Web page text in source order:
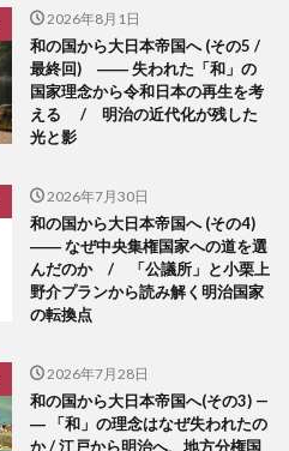
2026年8月1日
和の国から大日本帝国へ (その5 /
最終回) ―― 失われた「和」の
国家理念から令和日本の再生を考
える / 明治の近代化が残した
光と影
2026年7月30日
和の国から大日本帝国へ (その4)
―― なぜ中央集権国家への道を選
んだのか / 「公議所」と小栗上
野介プランから読み解く明治国家
の転換点
2026年7月28日
和の国から大日本帝国へ(その3) —
― 「和」の理念はなぜ失われたの
か / 江戸から明治へ、地方分権国